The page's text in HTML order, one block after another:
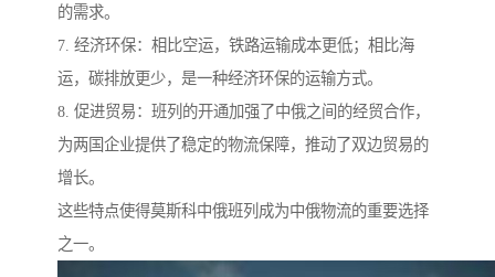
的需求。
7. 经济环保：相比空运，铁路运输成本更低；相比海
运，碳排放更少，是一种经济环保的运输方式。
8. 促进贸易：班列的开通加强了中俄之间的经贸合作，
为两国企业提供了稳定的物流保障，推动了双边贸易的
增长。
这些特点使得莫斯科中俄班列成为中俄物流的重要选择
之一。